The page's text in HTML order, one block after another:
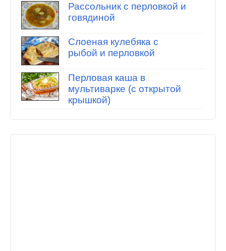
Рассольник с перловкой и
говядиной
Слоеная кулебяка с
рыбой и перловкой
Перловая каша в
мультиварке (с открытой
крышкой)